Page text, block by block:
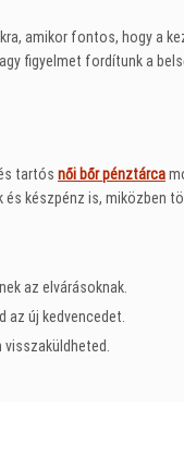
amikor fontos, hogy a
figyelmet fordítunk a
tartós női bőr pénztárca
készpénz is, miközben
az elvárásoknak.
az új kedvencedet.